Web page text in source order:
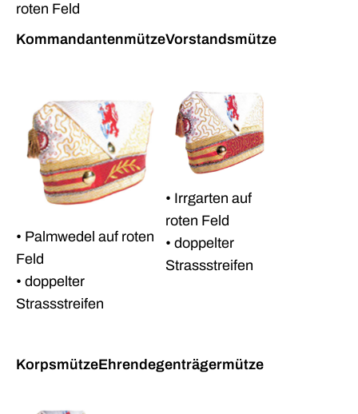
roten Feld
Kommandantenmütze
• Palmwedel auf roten
Feld
• doppelter
Strassstreifen
Vorstandsmütze
• Irrgarten auf
roten Feld
• doppelter
Strassstreifen
KorpsmützeEhrendegenträgermütze